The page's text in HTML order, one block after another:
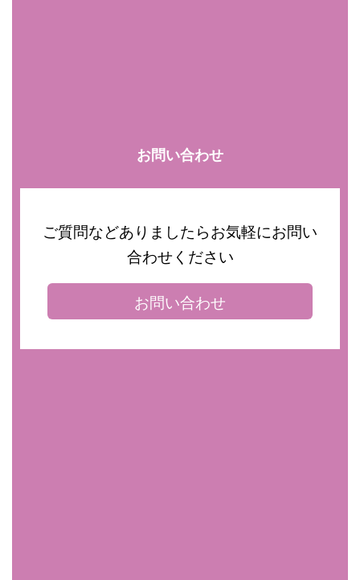
お問い合わせ
ご質問などありましたらお気軽にお問い
合わせください
お問い合わせ